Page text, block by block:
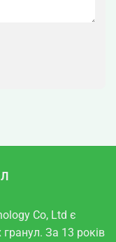
Co, Ltd є
За 13 років